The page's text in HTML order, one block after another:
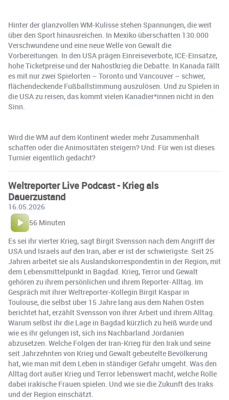
Hinter der glanzvollen WM-Kulisse stehen Spannungen, die weit
über den Sport hinausreichen. In Mexiko überschatten 130.000
Verschwundene und eine neue Welle von Gewalt die
Vorbereitungen. In den USA prägen Einreiseverbote, ICE-Einsatze,
hohe Ticketpreise und der Nahostkrieg die Debatte. In Kanada fällt
es mit nur zwei Spielorten – Toronto und Vancouver – schwer,
flächendeckende Fußballstimmung auszulösen. Und zu Spielen in
die USA zu reisen, das kommt vielen Kanadier*innen nicht in den
Sinn.
Wird die WM auf dem Kontinent wieder mehr Zusammenhalt
schaffen oder die Animositäten steigern? Und: Für wen ist dieses
Turnier eigentlich gedacht?
Weltreporter Live Podcast - Krieg als
Dauerzustand
16.05.2026
56 Minuten
Es sei ihr vierter Krieg, sagt Birgit Svensson nach dem Angriff der
USA und Israels auf den Iran, aber er ist der schwierigste. Seit 25
Jahren arbeitet sie als Auslandskorrespondentin in der Region, mit
dem Lebensmittelpunkt in Bagdad. Krieg, Terror und Gewalt
gehören zu ihrem persönlichen und ihrem Reporter-Alltag. Im
Gespräch mit ihrer Weltreporter-Kollegin Birgit Kaspar in
Toulouse, die selbst über 15 Jahre lang aus dem Nahen Osten
berichtet hat, erzählt Svensson von ihrer Arbeit und ihrem Alltag.
Warum selbst ihr die Lage in Bagdad kürzlich zu heiß wurde und
wie es ihr gelungen ist, sich ins Nachbarland Jordanien
abzusetzen. Welche Folgen der Iran-Krieg für den Irak und seine
seit Jahrzehnten von Krieg und Gewalt gebeutelte Bevölkerung
hat, wie man mit dem Leben in ständiger Gefahr umgeht. Was den
Alltag dort außer Krieg und Terror lebenswert macht, welche Rolle
dabei irakische Frauen spielen. Und wie sie die Zukunft des Iraks
und der Region einschätzt.